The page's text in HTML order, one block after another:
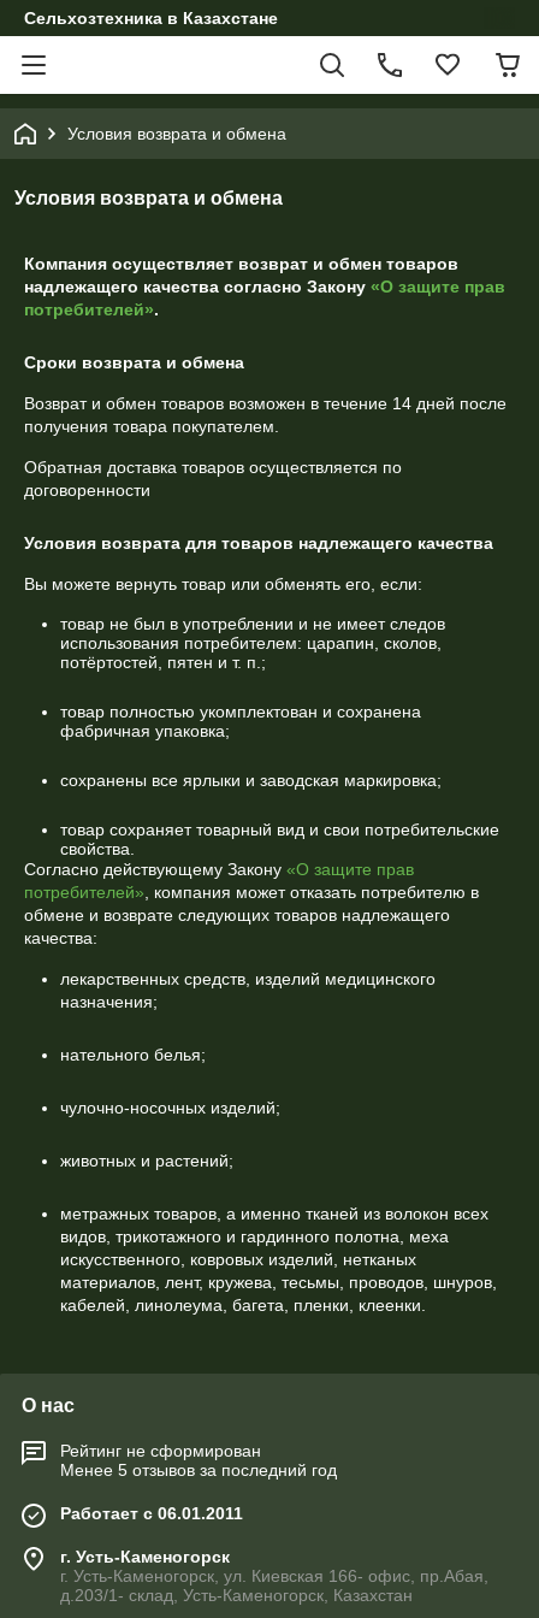
Сельхозтехника в Казахстане
Условия возврата и обмена
Условия возврата и обмена
Компания осуществляет возврат и обмен товаров
надлежащего качества согласно Закону «О защите прав
потребителей».
Сроки возврата и обмена
Возврат и обмен товаров возможен в течение 14 дней после
получения товара покупателем.
Обратная доставка товаров осуществляется по
договоренности
Условия возврата для товаров надлежащего качества
Вы можете вернуть товар или обменять его, если:
товар не был в употреблении и не имеет следов
использования потребителем: царапин, сколов,
потёртостей, пятен и т. п.;
товар полностью укомплектован и сохранена
фабричная упаковка;
сохранены все ярлыки и заводская маркировка;
товар сохраняет товарный вид и свои потребительские
свойства.
Согласно действующему Закону «О защите прав
потребителей» , компания может отказать потребителю в
обмене и возврате следующих товаров надлежащего
качества:
лекарственных средств, изделий медицинского
назначения;
нательного белья;
чулочно-носочных изделий;
животных и растений;
метражных товаров, а именно тканей из волокон всех
видов, трикотажного и гардинного полотна, меха
искусственного, ковровых изделий, нетканых
материалов, лент, кружева, тесьмы, проводов, шнуров,
кабелей, линолеума, багета, пленки, клеенки.
О нас
Рейтинг не сформирован
Менее 5 отзывов за последний год
Работает с 06.01.2011
г. Усть-Каменогорск
г. Усть-Каменогорск, ул. Киевская 166- офис, пр.Абая,
д.203/1- склад, Усть-Каменогорск, Казахстан